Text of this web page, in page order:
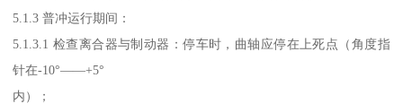
5.1.3 普冲运行期间：
5.1.3.1 检查离合器与制动器：停车时，曲轴应停在上死点（角度指
针在-10°——+5°
内）；